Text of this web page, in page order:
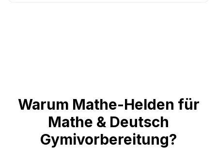
Warum Mathe-Helden für
Mathe & Deutsch
Gymivorbereitung?